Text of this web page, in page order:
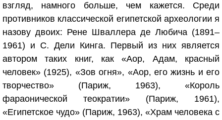
взгляд, намного больше, чем кажется. Среди
противников классической египетской археологии я
назову двоих: Рене Шваллера де Любича (1891–
1961) и С. Дели Кинга. Первый из них является
автором таких книг, как «Аор, Адам, красный
человек» (1925), «Зов огня», «Аор, его жизнь и его
творчество» (Париж, 1963), «Король
фараонической теократии» (Париж, 1961),
«Египетское чудо» (Париж, 1963), «Храм человека с